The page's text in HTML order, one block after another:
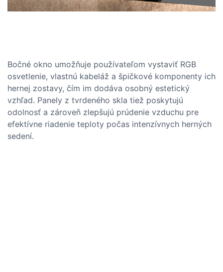
Bočné okno umožňuje používateľom vystaviť RGB
osvetlenie, vlastnú kabeláž a špičkové komponenty ich
hernej zostavy, čím im dodáva osobný estetický
vzhľad. Panely z tvrdeného skla tiež poskytujú
odolnosť a zároveň zlepšujú prúdenie vzduchu pre
efektívne riadenie teploty počas intenzívnych herných
sedení.